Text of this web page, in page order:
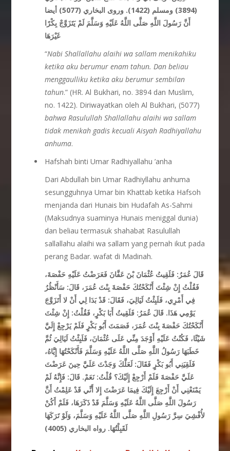
(3894) ومسلم (1422). وروى البخاري (5077) أيضا
أَنَّ رَسُولَ اللَّهِ صَلَّى اللَّهُ عَلَيْهِ وَسَلَّمَ لَمْ يَتَزَوَّجْ بِكْرًا
غَيْرَهَا
“Nabi Shallallahu alaihi wa sallam menikahiku
ketika aku berumur enam tahun. Dan beliau
menggaulliku ketika aku berumur sembilan
tahun.” (HR. Al Bukhari, no. 3894 dan Muslim,
no. 1422). Diriwayatkan oleh Al Bukhari, (5077)
bahwa Rasulullah Shallallahu alaihi wa sallam
tidak menikah gadis kecuali Aisyah Radhiyallahu
anhuma.
Hafshah binti Umar Radhiyallahu ’anha
Dari Abdullah bin Umar Radhiyllahu anhuma
sesungguhnya Umar bin Khattab ketika Hafsoh
menjanda dari Hunais bin Hudafah As-Sahmi
(Maksudnya suaminya Hunais meniggal dunia)
dan beliau termasuk shahabat Rasulullah
sallallahu alaihi wa sallam yang pernah ikut pada
perang Badar. wafat di Madinah.
قَالَ عُمَرُ: فَلَقِيتُ عُثْمَانَ بْنَ عَفَّانَ فَعَرَضْتُ عَلَيْهِ حَفْصَةَ،
فَقُلْتُ إِنْ شِئْتَ أَنْكَحْتُكَ حَفْصَةَ بِنْتَ عُمَرَ، قَالَ: سَأَنْظُرُ
فِي أَمْرِي، فَلَبِثْتُ لَيَالِيَ، فَقَالَ: قَدْ بَدَا لِي أَنْ لا أَتَزَوَّجَ
يَوْمِي هَذَا. قَالَ عُمَرُ: فَلَقِيتُ أَبَا بَكْرٍ، فَقُلْتُ: إِنْ شِئْتَ
أَنْكَحْتُكَ حَفْصَةَ بِنْتَ عُمَرَ، فَصَمَتَ أَبُو بَكْرٍ فَلَمْ يَرْجِعْ إِلَيَّ
شَيْئًا، فَكُنْتُ عَلَيْهِ أَوْجَدَ مِنِّي عَلَى عُثْمَانَ، فَلَبِثْتُ لَيَالِيَ ثُمَّ
خَطَبَهَا رَسُولُ اللَّهِ صَلَّى اللَّهُ عَلَيْهِ وَسَلَّمَ فَأَنْكَحْتُهَا إِيَّاهُ،
فَلَقِيَنِي أَبُو بَكْرٍ فَقَالَ: لَعَلَّكَ وَجَدْتَ عَلَيَّ حِينَ عَرَضْتَ
عَلَيَّ حَفْصَةَ فَلَمْ أَرْجِعْ إِلَيْكَ؟ قُلْتُ: نَعَمْ. قَالَ: فَإِنَّهُ لَمْ
يَمْنَعْنِي أَنْ أَرْجِعَ إِلَيْكَ فِيمَا عَرَضْتَ إِلا أَنِّي قَدْ عَلِمْتُ أَنَّ
رَسُولَ اللَّهِ صَلَّى اللَّهُ عَلَيْهِ وَسَلَّمَ قَدْ ذَكَرَهَا، فَلَمْ أَكُنْ
لأُفْشِيَ سِرَّ رَسُولِ اللَّهِ صَلَّى اللَّهُ عَلَيْهِ وَسَلَّمَ، وَلَوْ تَرَكَهَا
لَقَبِلْتُهَا. رواه البخاري (4005)